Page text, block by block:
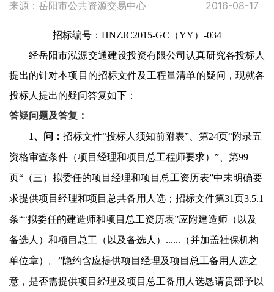
来源：岳阳市公共资源交易中心 2016-08-17
招标编号： HNZJC2015-GC （YY） -034
经岳阳市泓源交通建设投资有限公司认真研究各投标人
提出的针对本项目的招标文件及工程量清单的疑问，现就各
投标人提出的疑问答复如下：
答疑问题及答复：
1、问：招标文件“投标人须知前附表”、第24页“附录五
资格审查条件（项目经理和项目总工程师要求）”、第99
页“（三）拟委任的项目经理和项目总工资历表”中未明确要
求提供项目经理和项目总共备用人选；招标文件第31页3.5.1
条““拟委任的建造师和项目总工资历表”应附建造师（以及
备选人）和项目总工（以及备选人） ...... （并加盖社保机构
单位章）。”隐约含应提供项目经理及项目总工备用人选之
意，是否需提供项目经理及项目总工备用人选恳请贵部予以